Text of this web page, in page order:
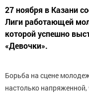
27 ноября в Казани
Лиги работающей
которой успешно
«Девочки».
Борьба на сцене
настолько